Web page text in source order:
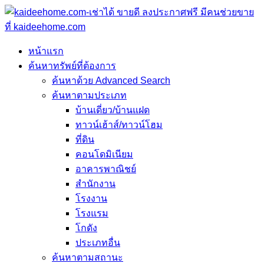
หน้าแรก
ค้นหาทรัพย์ที่ต้องการ
ค้นหาด้วย Advanced Search
ค้นหาตามประเภท
บ้านเดี่ยว/บ้านแฝด
ทาวน์เฮ้าส์/ทาวน์โฮม
ที่ดิน
คอนโดมิเนียม
อาคารพาณิชย์
สำนักงาน
โรงงาน
โรงแรม
โกดัง
ประเภทอื่น
ค้นหาตามสถานะ